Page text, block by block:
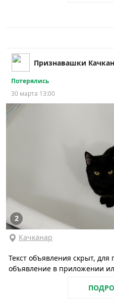
Признавашки
Потерялись
30 марта 13:00
2
Качканар
Текст объявления скрыт, для
объявление в приложении